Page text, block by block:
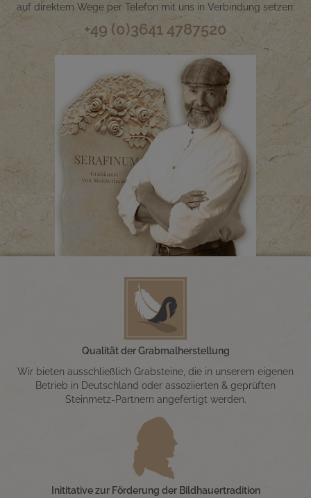
auf direktem Wege per Telefon mit uns in Verbindung setzen:
+49 (0)3641 4787520
Qualität der Grabmalherstellung
Wir bieten ausschließlich Grabsteine, die in unserem eigenen
Betrieb in Deutschland oder assoziierten & geprüften
Steinmetz-Partnern angefertigt werden.
Inititative zur Förderung der Bildhauertradition